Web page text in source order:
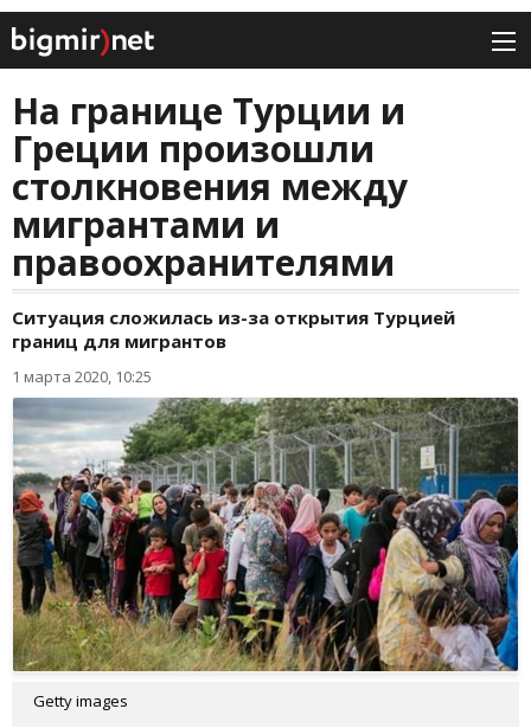
На границе Турции и
Греции произошли
столкновения между
мигрантами и
правоохранителями
Ситуация сложилась из-за открытия Турцией
границ для мигрантов
1 марта 2020, 10:25
Getty images